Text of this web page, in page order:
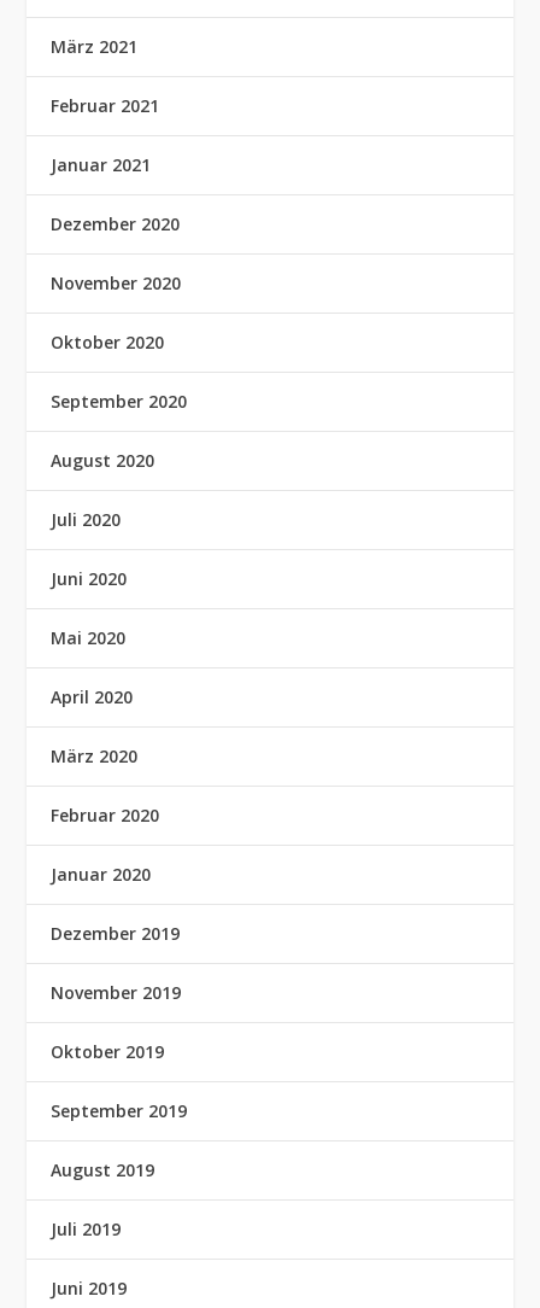
März 2021
Februar 2021
Januar 2021
Dezember 2020
November 2020
Oktober 2020
September 2020
August 2020
Juli 2020
Juni 2020
Mai 2020
April 2020
März 2020
Februar 2020
Januar 2020
Dezember 2019
November 2019
Oktober 2019
September 2019
August 2019
Juli 2019
Juni 2019